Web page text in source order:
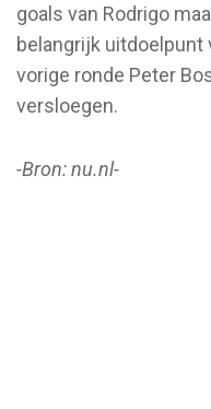
goals van Rodrigo
belangrijk uitdoelpunt
vorige ronde Peter
versloegen.
-Bron: nu.nl-